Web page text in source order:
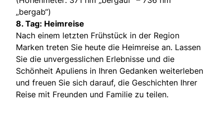
„bergab“)
8. Tag: Heimreise
Nach einem letzten Frühstück in der Region
Marken treten Sie heute die Heimreise an. Lassen
Sie die unvergesslichen Erlebnisse und die
Schönheit Apuliens in Ihren Gedanken weiterleben
und freuen Sie sich darauf, die Geschichten Ihrer
Reise mit Freunden und Familie zu teilen.